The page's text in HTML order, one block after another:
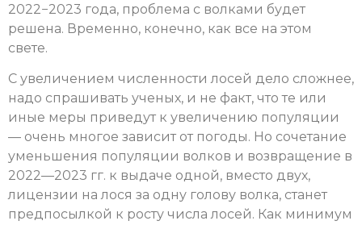
2022−2023 года, проблема с волками будет
решена. Временно, конечно, как все на этом
свете.
С увеличением численности лосей дело сложнее,
надо спрашивать ученых, и не факт, что те или
иные меры приведут к увеличению популяции
— очень многое зависит от погоды. Но сочетание
уменьшения популяции волков и возвращение в
2022—2023 гг. к выдаче одной, вместо двух,
лицензии на лося за одну голову волка, станет
предпосылкой к росту числа лосей. Как минимум